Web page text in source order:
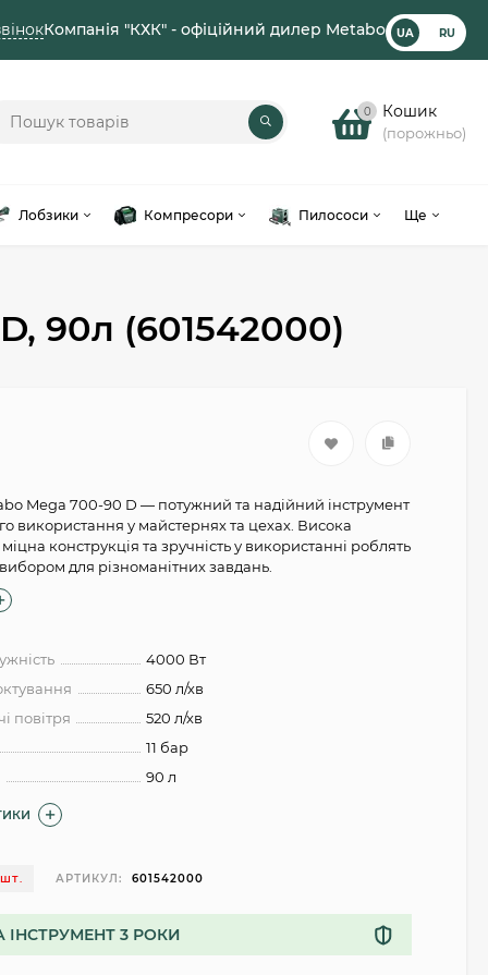
Компанія "КХК" - офіційний дилер Metabo UA RU
0 Кошик
(порожньо)
Лобзики Компресори Пилососи Ще
90л (601542000)
Mega 700-90 D — потужний та надійний інструмент
використання у майстернях та цехах. Висока
конструкція та зручність у використанні роблять
для різноманітних завдань.
4000 Вт
650 л/хв
повітря
520 л/хв
11 бар
90 л
АРТИКУЛ: 601542000
ІНСТРУМЕНТ 3 РОКИ